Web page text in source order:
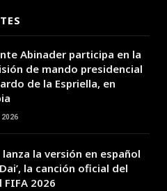
Abinader participa en la
de mando presidencial
de la Espriella, en
2026
lanza la versión en español
la canción oficial del
FIFA 2026